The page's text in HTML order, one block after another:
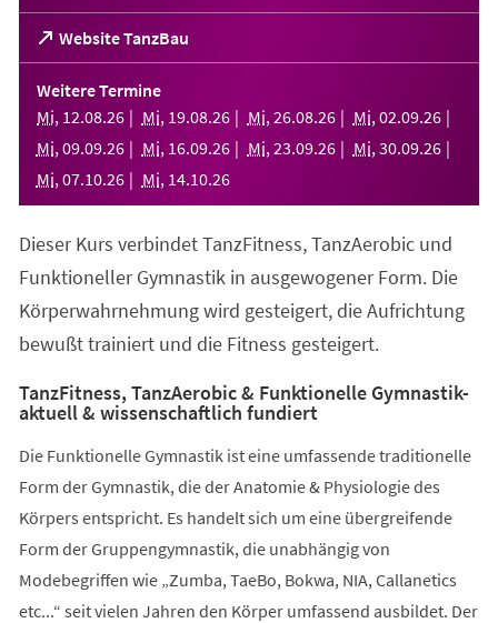
Website TanzBau
(Öffnet
in
einem
neuen
Tab)
Weitere Termine
Mi, 12.08.26 Mi, 19.08.26 Mi, 26.08.26 Mi, 02.09.26
Mi, 09.09.26 Mi, 16.09.26 Mi, 23.09.26 Mi, 30.09.26
Mi, 07.10.26 Mi, 14.10.26
Dieser Kurs verbindet TanzFitness, TanzAerobic und
Funktioneller Gymnastik in ausgewogener Form. Die
Körperwahrnehmung wird gesteigert, die Aufrichtung
bewußt trainiert und die Fitness gesteigert.
TanzFitness, TanzAerobic & Funktionelle Gymnastik-
aktuell & wissenschaftlich fundiert
Die Funktionelle Gymnastik ist eine umfassende traditionelle
Form der Gymnastik, die der Anatomie & Physiologie des
Körpers entspricht. Es handelt sich um eine übergreifende
Form der Gruppengymnastik, die unabhängig von
Modebegriffen wie „Zumba, TaeBo, Bokwa, NIA, Callanetics
etc...“ seit vielen Jahren den Körper umfassend ausbildet. Der